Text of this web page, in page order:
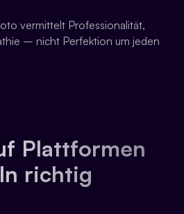
vermittelt Professionalität,
– nicht Perfektion um jeden
Plattformen
richtig